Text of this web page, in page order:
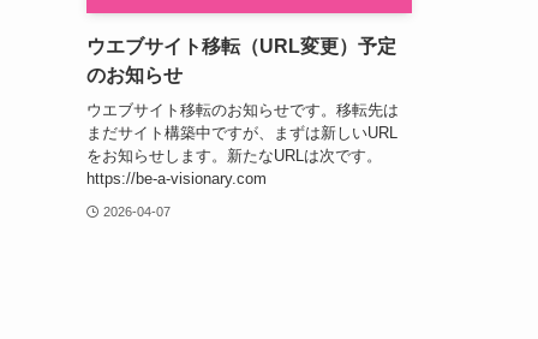
ウエブサイト移転（URL変更）予定
のお知らせ
ウエブサイト移転のお知らせです。移転先は
まだサイト構築中ですが、まずは新しいURL
をお知らせします。新たなURLは次です。
https://be-a-visionary.com
2026-04-07